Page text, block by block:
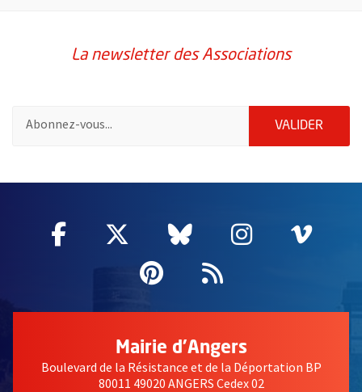
La newsletter des Associations
VALIDER
Facebook
, Ouvre une nouvelle fenêtre
Twitter
, Ouvre une nouvelle
Bluesky
, Ouvre une
Instagram
, Ouvre
,
Pinterest
, Ouvre une
Flux RSS
Mairie d'Angers
Boulevard de la Résistance et de la Déportation BP
80011 49020 ANGERS Cedex 02